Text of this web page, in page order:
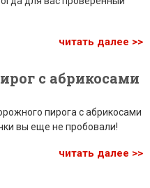
читать далее >>
с абрикосами
пирога с абрикосами
вы еще не пробовали!
читать далее >>